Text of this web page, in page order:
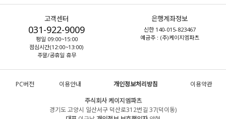
고객센터
031-922-9009
평일 09:00~15:00
점심시간(12:00~13:00)
주말/공휴일 휴무
은행계좌정보
신한 140-015-823467
예금주 : (주)케이지엠파츠
PC버전 이용안내 개인정보처리방침
이용약관
주식회사 케이지엠파츠
경기도 고양시 일산서구 덕산로312번길 37(덕이동)